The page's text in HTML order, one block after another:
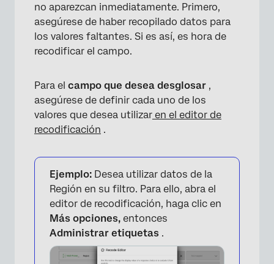
×
no aparezcan inmediatamente. Primero,
asegúrese de haber recopilado datos para
los valores faltantes. Si es así, es hora de
recodificar el campo.
Para el campo que desea desglosar ,
asegúrese de definir cada uno de los
valores que desea utilizar en el editor de
recodificación .
Ejemplo: Desea utilizar datos de la
Región en su filtro. Para ello, abra el
editor de recodificación, haga clic en
Más opciones, entonces
Administrar etiquetas .